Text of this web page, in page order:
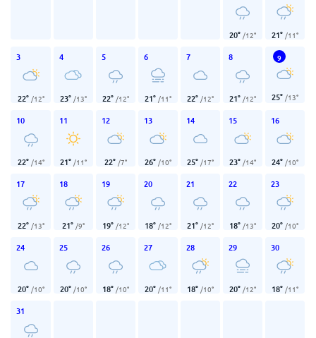
20° /12° 21° /11°
3
22° /12°
4
23° /13°
5
22° /12°
6
21° /11°
7
22° /12°
8
21° /12°
9
25° /13°
10
22° /14°
11
21° /11°
12
22° /7°
13
26° /10°
14
25° /17°
15
23° /14°
16
24° /10°
17
22° /13°
18
21° /9°
19
19° /12°
20
18° /12°
21
21° /12°
22
18° /13°
23
20° /10°
24
20° /10°
25
20° /10°
26
18° /10°
27
20° /11°
28
18° /10°
29
20° /12°
30
18° /11°
31